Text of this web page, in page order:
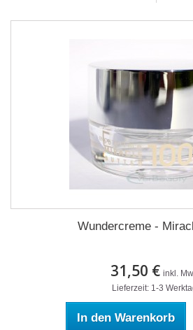
Wundercreme -
31,50 € inkl.
Lieferzeit: 1-3
In den Warenkorb